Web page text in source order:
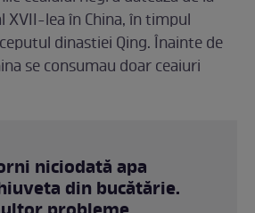
XVII-lea în China, în timpul
dinastiei Qing. Înainte de
se consumau doar ceaiuri
niciodată apa
din bucătărie.